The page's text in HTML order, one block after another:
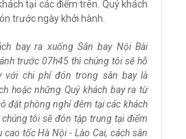
tại các điểm trên. Quý khách
trước ngày khởi hành.
bay ra xuống Sân bay Nội Bài
trước 07h45 thì chúng tôi sẽ hỗ
với chi phí đón trong sân bay là
hoặc những Quý khách bay ra từ
đặt phòng nghỉ đêm tại các khách
tôi sẽ đón tập trung tại điểm
tốc Hà Nội - Lào Cai, cách sân